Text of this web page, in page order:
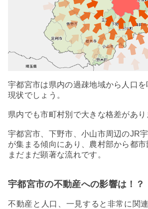
宇都宮市は県内の過疎地域から人口
現状でしょう。
県内でも市町村別で大きな格差があり
宇都宮市、下野市、小山市周辺のJR
が集まる傾向にあり、農村部から都
まだまだ顕著な流れです。
宇都宮市の不動産への影響は！？
不動産と人口、一見すると非常に関